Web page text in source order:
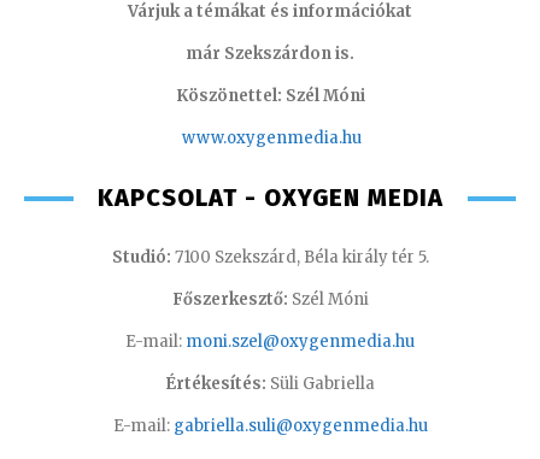
Várjuk a témákat és információkat
már Szekszárdon is.
Köszönettel: Szél Móni
www.oxygenmedia.hu
KAPCSOLAT - OXYGEN MEDIA
Studió: 7100 Szekszárd, Béla király tér 5.
Főszerkesztő: Szél Móni
E-mail: moni.szel@oxygenmedia.hu
Értékesítés: Süli Gabriella
E-mail: gabriella.suli@oxygenmedia.hu